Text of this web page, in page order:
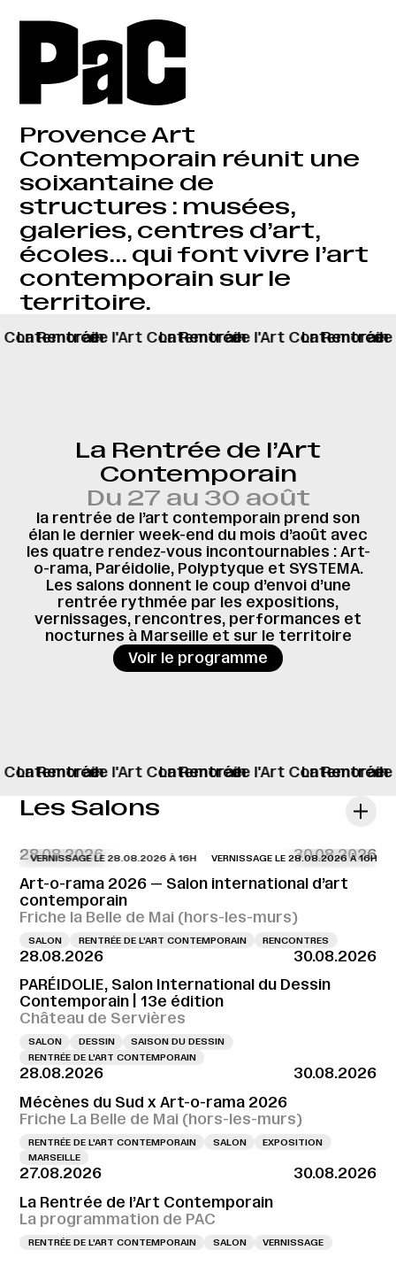
Provence Art
Contemporain réunit une
soixantaine de
structures : musées,
galeries, centres d’art,
écoles… qui font vivre l’art
contemporain sur le
territoire.
La Rentrée de l’Art
Contemporain
Du 27 au 30 août
la rentrée de l’art contemporain prend son
élan le dernier week-end du mois d’août avec
les quatre rendez-vous incontournables : Art-
o-rama, Paréidolie, Polyptyque et SYSTEMA.
Les salons donnent le coup d’envoi d’une
rentrée rythmée par les expositions,
vernissages, rencontres, performances et
nocturnes à Marseille et sur le territoire
Voir le programme
Contemorain
La Rentréede l'Art Contemorain
La Rentréede l'Art Contemorain
La Rentrée
Contemorain
La Rentréede l'Art Contemorain
La Rentréede l'Art Contemorain
La Rentrée
Les Salons
28.08.2026 30.08.2026
VERNISSAGE LE 28.08.2026 À 16H VERNISSAGE LE 28.08.2026 À 16H
Art-o-rama 2026 — Salon international d’art
contemporain
Friche la Belle de Mai (hors-les-murs)
SALON RENTRÉE DE L'ART CONTEMPORAIN RENCONTRES
28.08.2026
30.08.2026
PARÉIDOLIE, Salon International du Dessin
Contemporain | 13e édition
Château de Servières
SALON DESSIN
SAISON DU DESSIN
RENTRÉE DE L'ART CONTEMPORAIN
28.08.2026
30.08.2026
Mécènes du Sud x Art-o-rama 2026
Friche La Belle de Mai (hors-les-murs)
RENTRÉE DE L'ART CONTEMPORAIN SALON
EXPOSITION
MARSEILLE
27.08.2026
30.08.2026
La Rentrée de l’Art Contemporain
La programmation de PAC
RENTRÉE DE L'ART CONTEMPORAIN SALON VERNISSAGE